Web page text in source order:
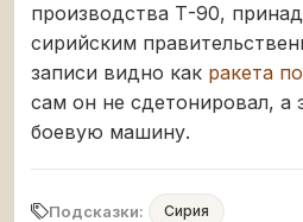
производства Т-90,
сирийским
записи видно как ракета
сам он не сдетонировал, а
боевую машину.
Подсказки: Сирия